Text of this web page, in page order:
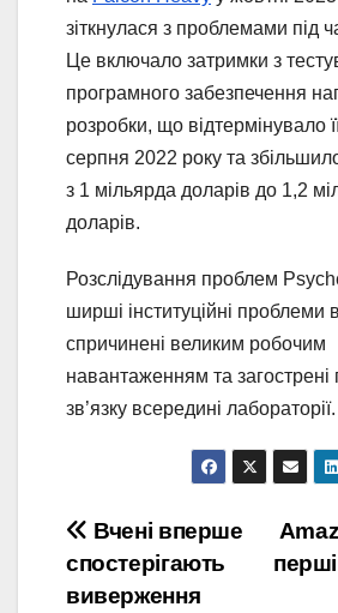
зіткнулася з проблемами під
Це включало затримки з
програмного забезпечення
розробки, що відтермінувало
серпня 2022 року та збільшило
з 1 мільярда доларів до 1,2
доларів.
Розслідування проблем
ширші інституційні проблеми
спричинені великим робочим
навантаженням та
зв’язку всередині лабораторії.
Post
navigation
Вчені вперше
спостерігають
виверження